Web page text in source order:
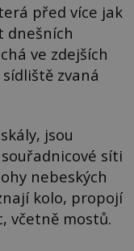
před více jak
dnešních
ve zdejších
zvaná
jsou
síti
nebeských
kolo, propojí
včetně mostů.